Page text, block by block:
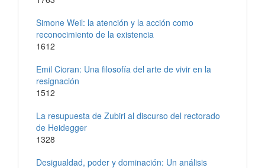
Simone Weil: la atención y la acción como
reconocimiento de la existencia
1612
Emil Cioran: Una filosofía del arte de vivir en la
resignación
1512
La resupuesta de Zubiri al discurso del rectorado
de Heidegger
1328
Desigualdad, poder y dominación: Un análisis